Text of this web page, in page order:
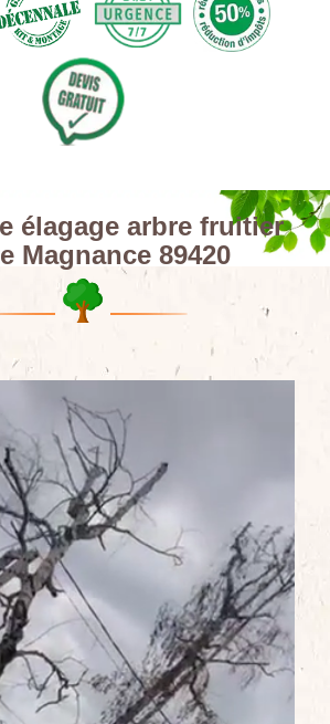
élagage arbre fruitier
Magnance 89420